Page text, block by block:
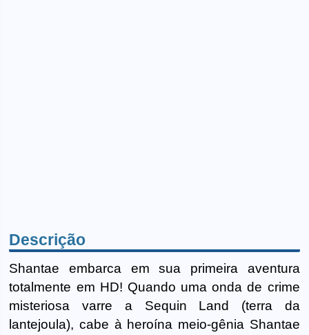
Descrição
Shantae embarca em sua primeira aventura
totalmente em HD! Quando uma onda de crime
misteriosa varre a Sequin Land (terra da
lantejoula), cabe à heroína meio-gênia Shantae